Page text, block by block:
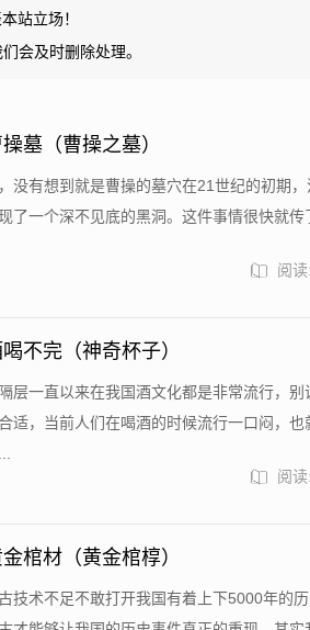
站立场！
会及时删除处理。
墓（曹操之墓）
没有想到就是曹操的墓穴在21世纪的初期
一个深不见底的黑洞。这件事情很快就传
阅
不完（神奇杯子）
层一直以来在我国酒文化都是非常流行，别
适，当前人们在喝酒的时候流行一口闷，也
阅
棺材（黄金棺椁）
技术不足不敢打开我国有着上下5000年的